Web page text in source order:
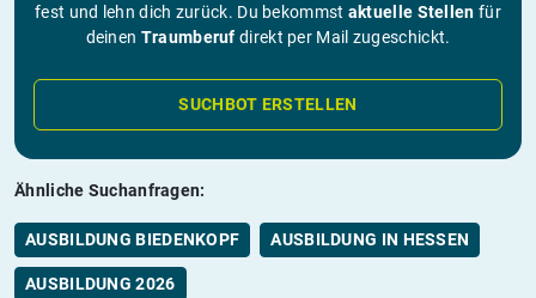
fest und lehn dich zurück. Du bekommst aktuelle Stellen für
deinen Traumberuf direkt per Mail zugeschickt.
SUCHBOT ERSTELLEN
Ähnliche Suchanfragen:
AUSBILDUNG BIEDENKOPF AUSBILDUNG IN HESSEN
AUSBILDUNG 2026